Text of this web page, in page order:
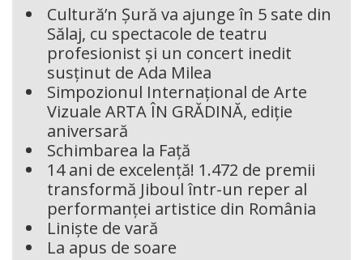
Cultură’n Șură va ajunge în 5 sate din
Sălaj, cu spectacole de teatru
profesionist și un concert inedit
susținut de Ada Milea
Simpozionul Internațional de Arte
Vizuale ARTA ÎN GRĂDINĂ, ediție
aniversară
Schimbarea la Față
14 ani de excelență! 1.472 de premii
transformă Jiboul într-un reper al
performanței artistice din România
Liniște de vară
La apus de soare